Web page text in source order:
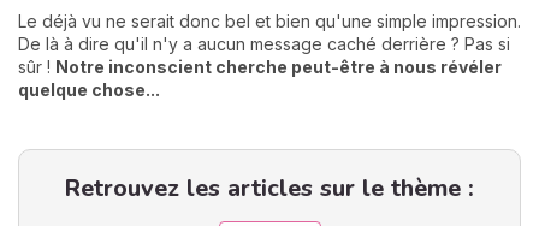
Le déjà vu ne serait donc bel et bien qu'une simple impression.
De là à dire qu'il n'y a aucun message caché derrière ? Pas si
sûr ! Notre inconscient cherche peut-être à nous révéler
quelque chose...
Retrouvez les articles sur le thème :